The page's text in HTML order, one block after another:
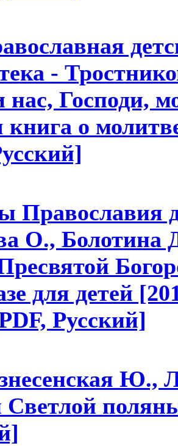
-
нас, Господи,
о
Православия
О., Болотина
для детей
Русский]
Ю.,
Светлой